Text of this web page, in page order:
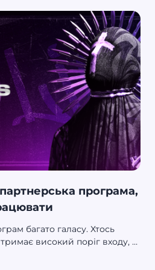
арбітражникам.
програма,
багато галасу. Хтось
тримає високий поріг входу, а